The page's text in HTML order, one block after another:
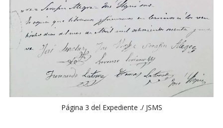
Página 3 del Expediente ./ JSMS